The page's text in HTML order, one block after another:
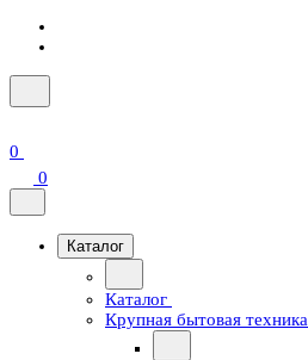
0
0
Каталог
Каталог
Крупная бытовая техника